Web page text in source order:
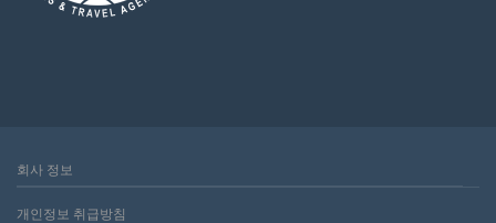
회사 정보
개인정보 취급방침